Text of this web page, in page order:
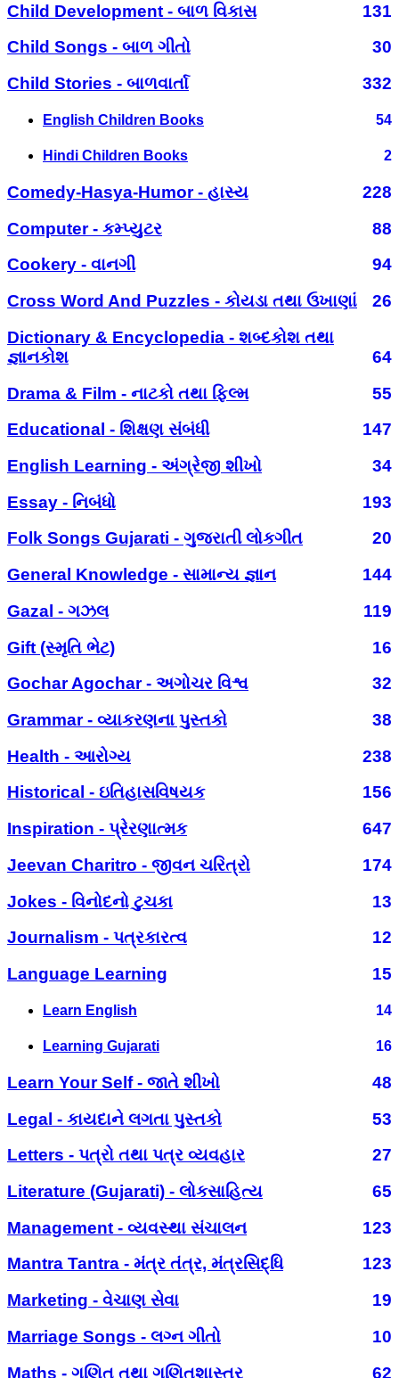
Child Development - બાળ વિકાસ
131
Child Songs - બાળ ગીતો
30
Child Stories - બાળવાર્તા
332
English Children Books 54
Hindi Children Books 2
Comedy-Hasya-Humor - હાસ્ય
228
Computer - કમ્પ્યુટર
88
Cookery - વાનગી
94
Cross Word And Puzzles - કોયડા તથા ઉખાણાં
26
Dictionary & Encyclopedia - શબ્દકોશ તથા
જ્ઞાનકોશ
64
Drama & Film - નાટકો તથા ફિલ્મ
55
Educational - શિક્ષણ સંબંધી
147
English Learning - અંગ્રેજી શીખો
34
Essay - નિબંધો
193
Folk Songs Gujarati - ગુજરાતી લોકગીત
20
General Knowledge - સામાન્ય જ્ઞાન
144
Gazal - ગઝલ
119
Gift (સ્મૃતિ ભેટ)
16
Gochar Agochar - અગોચર વિશ્વ
32
Grammar - વ્યાકરણના પુસ્તકો
38
Health - આરોગ્ય
238
Historical - ઇતિહાસવિષયક
156
Inspiration - પ્રેરણાત્મક
647
Jeevan Charitro - જીવન ચરિત્રો
174
Jokes - વિનોદનો ટુચકા
13
Journalism - પત્રકારત્વ
12
Language Learning
15
Learn English 14
Learning Gujarati 16
Learn Your Self - જાતે શીખો
48
Legal - કાયદાને લગતા પુસ્તકો
53
Letters - પત્રો તથા પત્ર વ્યવહાર
27
Literature (Gujarati) - લોકસાહિત્ય
65
Management - વ્યવસ્થા સંચાલન
123
Mantra Tantra - મંત્ર તંત્ર, મંત્રસિદ્ધિ
123
Marketing - વેચાણ સેવા
19
Marriage Songs - લગ્ન ગીતો
10
Maths - ગણિત તથા ગણિતશાસ્ત્ર
62